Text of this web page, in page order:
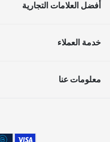
أفضل العلامات التجارية
خدمة العملاء
معلومات عنا